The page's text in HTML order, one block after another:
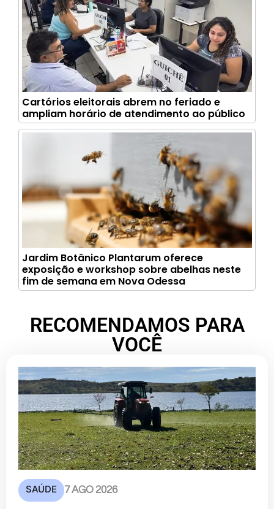
Cartórios eleitorais abrem no feriado e
ampliam horário de atendimento ao público
Jardim Botânico Plantarum oferece
exposição e workshop sobre abelhas neste
fim de semana em Nova Odessa
RECOMENDAMOS PARA
VOCÊ
SAÚDE 7 AGO 2026